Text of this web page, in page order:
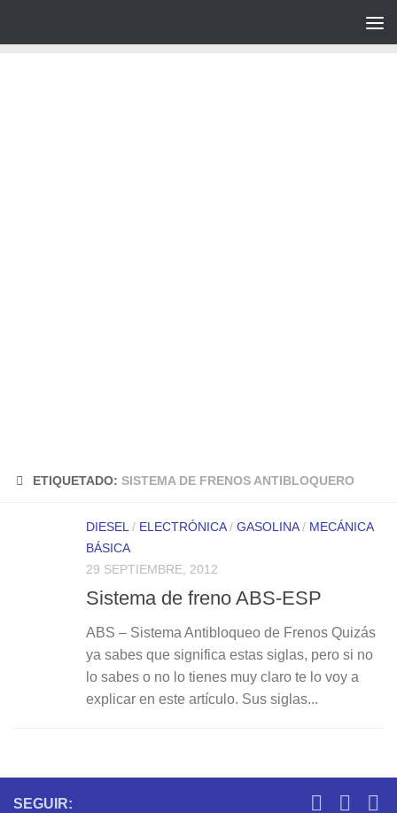
ETIQUETADO: SISTEMA DE FRENOS ANTIBLOQUERO
DIESEL / ELECTRÓNICA/ GASOLINA/ MECÁNICA
BÁSICA
29 SEPTIEMBRE, 2012
Sistema de freno ABS-ESP
ABS – Sistema Antibloqueo de Frenos Quizás
ya sabes que significa estas siglas, pero si no
lo sabes o no lo tienes muy claro te lo voy a
explicar en este artículo. Sus siglas...
SEGUIR: